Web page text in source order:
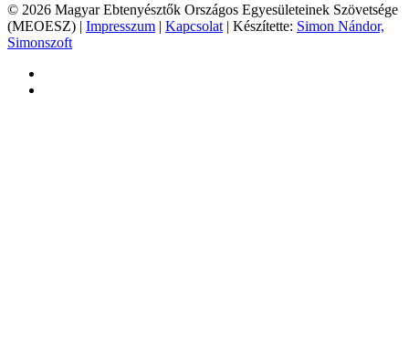
© 2026 Magyar Ebtenyésztők Országos Egyesületeinek Szövetsége
(MEOESZ) | Impresszum | Kapcsolat | Készítette: Simon Nándor,
Simonszoft